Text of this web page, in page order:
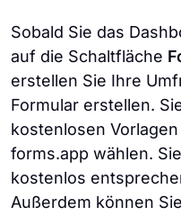
Sobald Sie das
auf die Schaltfläche
erstellen Sie Ihre
Formular erstellen.
kostenlosen
forms.app wählen.
kostenlos
Außerdem können